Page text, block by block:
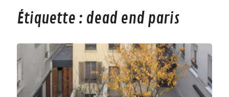
Étiquette : dead end paris